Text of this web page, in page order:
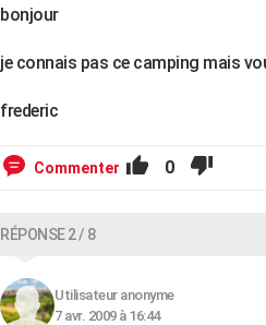
bonjour
je connais pas ce camping mais
frederic
Commenter 0
RÉPONSE 2 / 8
Utilisateur anonyme
7 avr. 2009 à 16:44